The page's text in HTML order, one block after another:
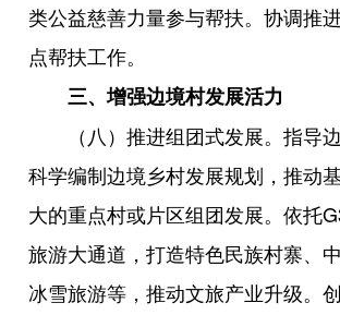
类公益慈善力量参与帮扶。协调推
点帮扶工作。
三、增强边境村发展活力
（八）推进组团式发展。指导
科学编制边境乡村发展规划，推动
大的重点村或片区组团发展。依托
旅游大通道，打造特色民族村寨、中
冰雪旅游等，推动文旅产业升级。